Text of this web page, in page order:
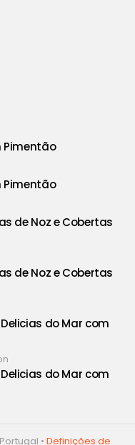
Pimentão
Pimentão
de Noz e Cobertas
de Noz e Cobertas
do Mar com
do Mar com
• Definições de